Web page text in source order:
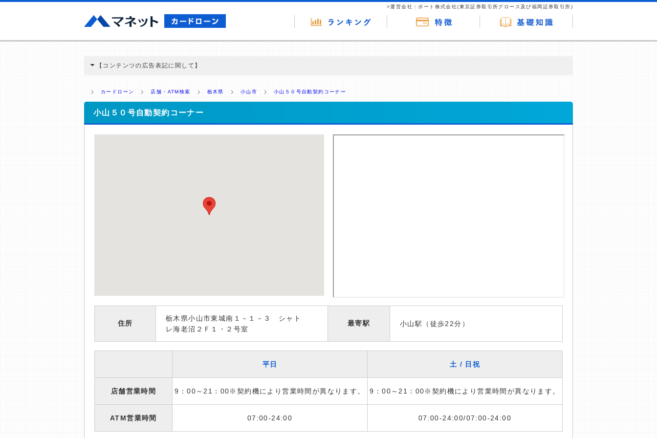
>運営会社：ポート株式会社(東京証券取引所グロース及び福岡証券取引所)
【コンテンツの広告表記に関して】
ミ収集などに基づき、公平性を担保した情報提供を行っています。
>提携企業一覧
カードローン 店舗・ATM検索 栃木県 小山市 小山５０号自動契約コーナー
小山５０号自動契約コーナー
住所
栃木県小山市東城南１－１－３ シャト
レ海老沼２Ｆ１・２号室
最寄駅 小山駅（徒歩22分）
平日 土 / 日祝
店舗営業時間 9：00～21：00※契約機により営業時間が異なります。 9：00～21：00※契約機により営業時間が異なります。
ATM営業時間 07:00-24:00 07:00-24:00/07:00-24:00